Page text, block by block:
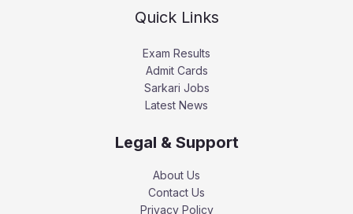
Quick Links
Exam Results
Admit Cards
Sarkari Jobs
Latest News
Legal & Support
About Us
Contact Us
Privacy Policy